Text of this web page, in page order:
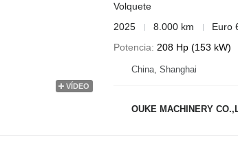
VÍDEO
Volquete
2025
8.000 km
Euro
Potencia
208 Hp (153 kW)
China, Shanghai
OUKE MACHINERY